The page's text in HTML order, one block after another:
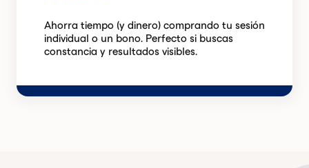
Ahorra tiempo (y dinero) comprando tu sesión
individual o un bono. Perfecto si buscas
constancia y resultados visibles.